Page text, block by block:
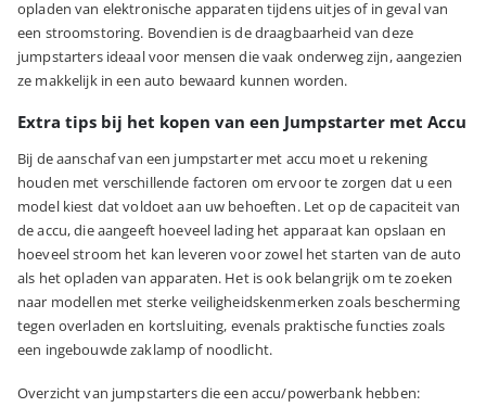
opladen van elektronische apparaten tijdens uitjes of in geval van
een stroomstoring. Bovendien is de draagbaarheid van deze
jumpstarters ideaal voor mensen die vaak onderweg zijn, aangezien
ze makkelijk in een auto bewaard kunnen worden.
Extra tips bij het kopen van een Jumpstarter met Accu
Bij de aanschaf van een jumpstarter met accu moet u rekening
houden met verschillende factoren om ervoor te zorgen dat u een
model kiest dat voldoet aan uw behoeften. Let op de capaciteit van
de accu, die aangeeft hoeveel lading het apparaat kan opslaan en
hoeveel stroom het kan leveren voor zowel het starten van de auto
als het opladen van apparaten. Het is ook belangrijk om te zoeken
naar modellen met sterke veiligheidskenmerken zoals bescherming
tegen overladen en kortsluiting, evenals praktische functies zoals
een ingebouwde zaklamp of noodlicht.
Overzicht van jumpstarters die een accu/powerbank hebben: